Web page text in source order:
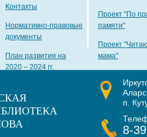
Контакты
Нормативно-правовые
документы
План развития на
2020 – 2024 гг.
Проект "По
памяти"
Проект
мама"
п.
8-